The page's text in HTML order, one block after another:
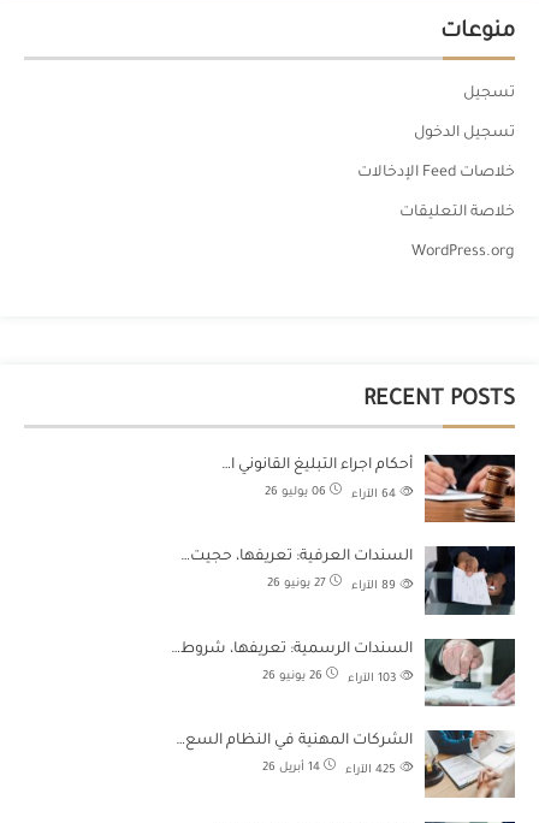
منوعات
تسجيل
تسجيل الدخول
خلاصات Feed الإدخالات
خلاصة التعليقات
WordPress.org
RECENT POSTS
أحكام اجراء التبليغ القانوني ا…
06 يوليو 26 الآراء
السندات العرفية: تعريفها، حجيت…
27 يونيو 26 الآراء
السندات الرسمية: تعريفها، شروط…
26 يونيو 26 الآراء
الشركات المهنية في النظام السع…
14 أبريل 26 الآراء